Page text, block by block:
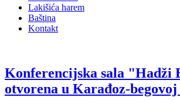
Lakišića harem
Baština
Kontakt
Konferencijska sala "Hadži
otvorena u Karađoz-